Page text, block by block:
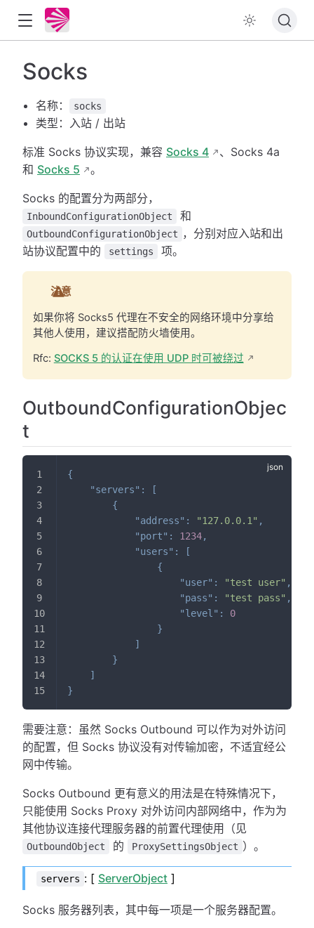
Socks
名称： socks
类型：入站 / 出站
标准 Socks 协议实现，兼容 Socks 4
、Socks 4a
和 Socks 5 。
Socks 的配置分为两部分，
InboundConfigurationObject 和
OutboundConfigurationObject ，分别对应入站和出
站协议配置中的
settings 项。
注意
如果你将 Socks5 代理在不安全的网络环境中分享给
其他人使用，建议搭配防火墙使用。
Rfc: SOCKS 5 的认证在使用 UDP 时可被绕过
OutboundConfigurationObjec
t
{
"servers" :
[
{
"address" : "127.0.0.1" ,
"port" : 1234,
"users" :
[
{
"user" : "test user" ,
"pass" : "test pass" ,
"level" :
0
}
]
}
]
}
需要注意：虽然 Socks Outbound 可以作为对外访问
的配置，但 Socks 协议没有对传输加密，不适宜经公
网中传输。
Socks Outbound 更有意义的用法是在特殊情况下，
只能使用 Socks Proxy 对外访问内部网络中，作为为
其他协议连接代理服务器的前置代理使用（见
OutboundObject 的 ProxySettingsObject ）。
servers : [ ServerObject ]
Socks 服务器列表，其中每一项是一个服务器配置。